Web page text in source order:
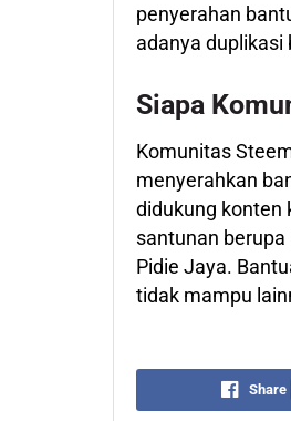
penyerahan
adanya duplikasi
Siapa
Komunitas
menyerahkan
didukung konten
santunan
Pidie Jaya.
tidak mampu
Share